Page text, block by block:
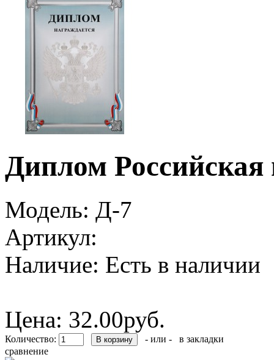
Диплом Российская
Модель: Д-7
Артикул:
Наличие: Есть в наличии
Цена: 32.00руб.
Количество: - или -
в закладки
сравнение